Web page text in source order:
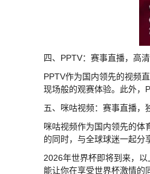
四、PPTV：赛事直播，高
PPTV作为国内领先的视频
现场般的观赛体验。此外，
五、咪咕视频：赛事直播，
咪咕视频作为国内领先的体
的同时，与全球球迷一起分
2026年世界杯即将到来，
能让你在享受世界杯激情的